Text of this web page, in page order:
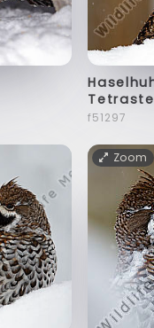
f51297
Zoom